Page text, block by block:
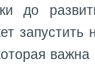
до
запустить